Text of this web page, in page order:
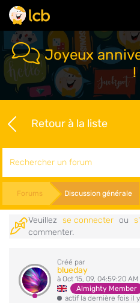
Joyeux
!
Retour à la liste
Forums Discussion générale
Veuillez se connecter ou
commenter.
Créé par
blueday
à Oct 15, 09, 04:59:20 AM
Almighty Member
actif la dernière fois il